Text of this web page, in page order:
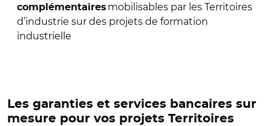
complémentaires mobilisables par les Territoires
d’industrie sur des projets de formation
industrielle
Les garanties et services bancaires sur
mesure pour vos projets Territoires